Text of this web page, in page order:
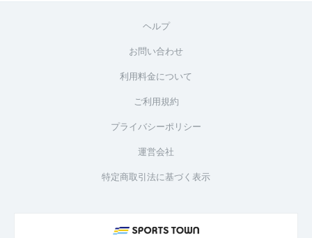
ヘルプ
お問い合わせ
利用料金について
ご利用規約
プライバシーポリシー
運営会社
特定商取引法に基づく表示